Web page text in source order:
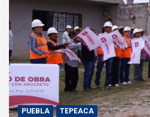
PUEBLA TEPEACA